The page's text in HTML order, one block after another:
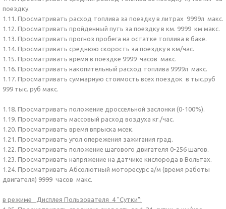
поездку.
1.11. Просматривать расход топлива за поездку в литрах 9999л макс.
1.12. Просматривать пройденный путь за поездку в км. 9999 км макс.
1.13. Просматривать прогноз пробега на остатке топлива в баке.
1.14. Просматривать среднюю скорость за поездку в км/час.
1.15. Просматривать время в поездке 9999 часов макс.
1.16. Просматривать накопительный расход топлива 9999л макс.
1.17. Просматривать суммарную стоимость всех поездок в тыс.руб
999 тыс. руб макс.
1.18. Просматривать положение дроссельной заслонки (0-100%).
1.19. Просматривать массовый расход воздуха кг./час.
1.20. Просматривать время впрыска мсек.
1.21. Просматривать угол опережения зажигания град.
1.22. Просматривать положение шагового двигателя 0-256 шагов.
1.23. Просматривать напряжение на датчике кислорода в Вольтах.
1.24. Просматривать Абсолютный моторесурс а/м (время работы
двигателя) 9999 часов макс.
в режиме Дисплея Пользователя 4 "Сутки":